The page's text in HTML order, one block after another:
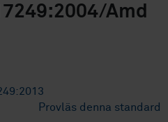
Amd
Provläs denna standard